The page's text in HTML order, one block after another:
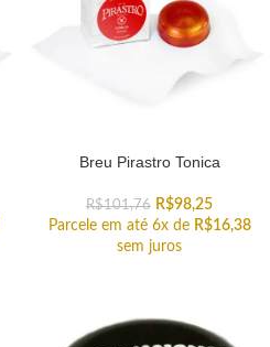
Breu Pirastro Tonica
R$101,76 R$98,25
Parcele em até 6x de R$16,38
sem juros